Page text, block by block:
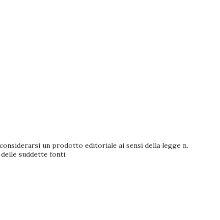
un prodotto editoriale ai sensi della legge n.
suddette fonti.